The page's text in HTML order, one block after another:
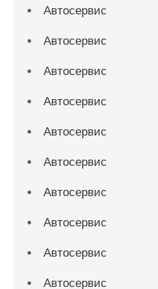
Автосервис
Автосервис
Автосервис
Автосервис
Автосервис
Автосервис
Автосервис
Автосервис
Автосервис
Автосервис